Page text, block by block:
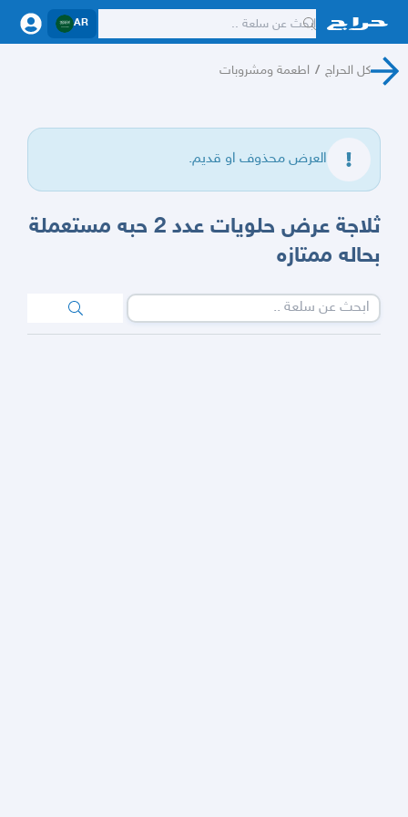
AR
كل الحراج / اطعمة ومشروبات
العرض محذوف او قديم.
ثلاجة عرض حلويات عدد 2 حبه مستعملة
بحاله ممتازه